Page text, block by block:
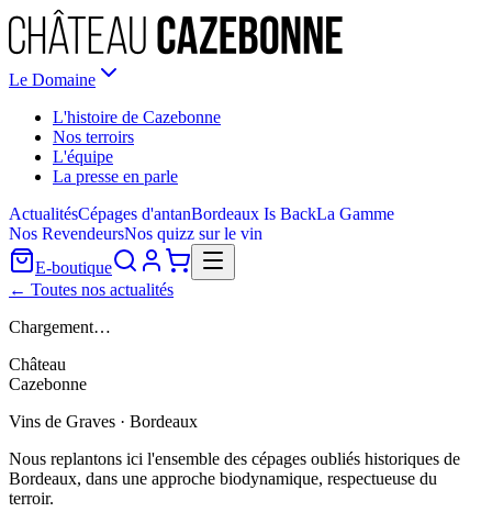
Le Domaine
L'histoire de Cazebonne
Nos terroirs
L'équipe
La presse en parle
ActualitésCépages d'antanBordeaux Is BackLa Gamme
Nos RevendeursNos quizz sur le vin
E-boutique
← Toutes nos actualités
Chargement…
Château
Cazebonne
Vins de Graves · Bordeaux
Nous replantons ici l'ensemble des cépages oubliés historiques de
Bordeaux, dans une approche biodynamique, respectueuse du
terroir.